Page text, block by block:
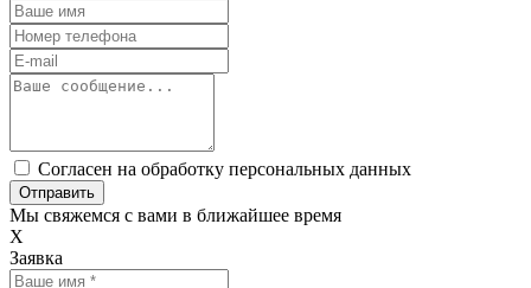
Согласен на обработку персональных данных
Отправить
Мы свяжемся с вами в ближайшее время
X
Заявка